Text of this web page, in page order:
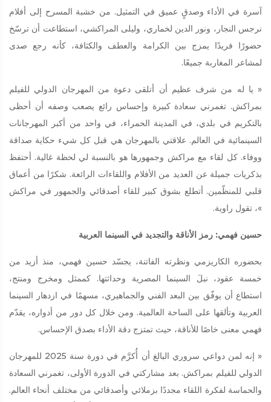
آسرة في الأداء وصدقٍ عميق في التمثيل. من خشبة المسرح إلى أفلام
نرجس النجار، ونور الدين لخماري، وليلى المراكشي، استطاعت أن ترسّخ
حضورًا فريدًا يمزج بين الكرامة والعطف والكثافة، كأنه رجع صدى
لمشاعر المغاربة جميعًا.
« يا له من شرف عظيم أن أتلقى دعوة من المهرجان الدولي للفيلم
بمراكش. تغمرني سعادة كبيرة وإحساس رائع يصعب وصفه أن أحظى
بالتكريم في بلدي، في المدينة الحمراء، في واحد من أكبر المهرجانات
السينمائية في العالم. علاقتي بالمهرجان هي قبل كل شيء حكاية صداقة
ووفاء. كل لقاء مع مراكش وجمهورها هو بالنسبة لي لحظة غالية. أحتفظ
بذكريات جميلة عن العديد من الأفلام واللقاءات الرائعة. شكرًا من أعماق
قلبي للمنظّمين. أتطلع بشوق كبير للقاء أصدقائي والجمهور في مراكش
»، تقول راوية.
حسين فهمي: رمز الأناقة والتجديد في السينما العربية
بحضوره الكاريزمي ونظرته الفاتنة، يجسّد حسين فهمي، منذ أزيد من
خمسة عقود، نبلَ السينما المصرية وحداثتها. كممثل ومخرج ومنتج،
استطاع أن يوفّق بين البعد الفني والجماهيري، مسهمًا في ازدهار السينما
العربية وتألقها على الساحة العالمية. ومن خلال كل دور من أدواره، يقدّم
فهمي معنى خاصًا للأناقة، حيث تمتزج دقة الأداء بصدق الإحساس.
« إنه لمن دواعي سروري البالغ أن أُكرَّم في دورة سنة 2025 للمهرجان
الدولي للفيلم بمراكش. بعد مشاركتي في الدورة الأولى، تغمرني السعادة
والحماسة لفكرة اللقاء مجددًا بزملائي وأصدقائي من مختلف أنحاء العالم.